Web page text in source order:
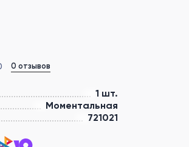
0 отзывов
1 шт.
Моментальная
721021